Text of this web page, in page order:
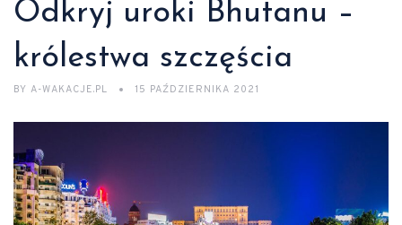
Odkryj uroki Bhutanu –
królestwa szczęścia
BY A-WAKACJE.PL 15 PAŹDZIERNIKA 2021